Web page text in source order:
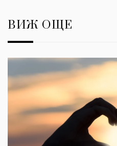
ВИЖ ОЩЕ